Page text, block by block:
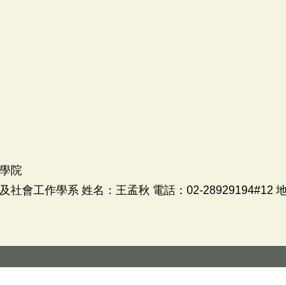
院
社會工作學系 姓名：王孟秋 電話：02-28929194#12